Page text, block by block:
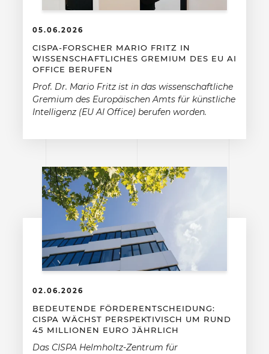
05.06.2026
CISPA-FORSCHER MARIO FRITZ IN
WISSENSCHAFTLICHES GREMIUM DES EU AI
OFFICE BERUFEN
Prof. Dr. Mario Fritz ist in das wissenschaftliche
Gremium des Europäischen Amts für künstliche
Intelligenz (EU AI Office) berufen worden.
02.06.2026
BEDEUTENDE FÖRDERENTSCHEIDUNG:
CISPA WÄCHST PERSPEKTIVISCH UM RUND
45 MILLIONEN EURO JÄHRLICH
Das CISPA Helmholtz-Zentrum für